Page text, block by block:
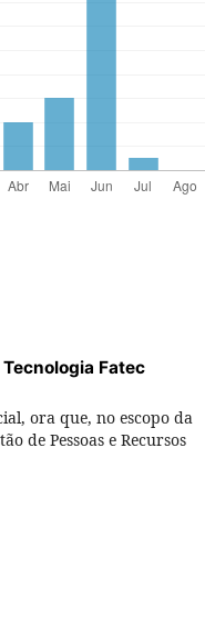
Fatec
ora que, no escopo da
de Pessoas e Recursos